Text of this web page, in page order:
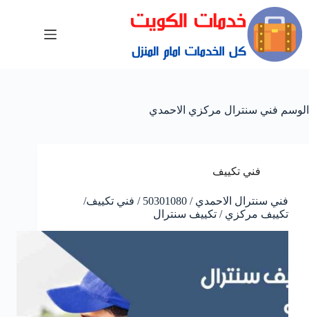
الوسم فني سنترال مركزي الاحمدي
فني تكييف
فني سنترال الاحمدي / 50301080 / فني تكييف/
تكييف مركزي / تكييف سنترال